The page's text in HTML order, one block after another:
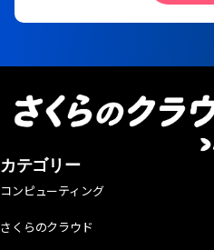
カテゴリー
コンピューティング
さくらのクラウド